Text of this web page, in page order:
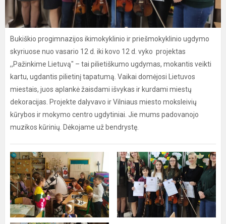
Bukiškio progimnazijos ikimokyklinio ir priešmokyklinio ugdymo
skyriuose nuo vasario 12 d. iki kovo 12 d. vyko projektas
,,Pažinkime Lietuvą" – tai pilietiškumo ugdymas, mokantis veikti
kartu, ugdantis pilietinį tapatumą. Vaikai domėjosi Lietuvos
miestais, juos aplankė žaisdami išvykas ir kurdami miestų
dekoracijas. Projekte dalyvavo ir Vilniaus miesto moksleivių
kūrybos ir mokymo centro ugdytiniai. Jie mums padovanojo
muzikos kūrinių. Dėkojame už bendrystę.